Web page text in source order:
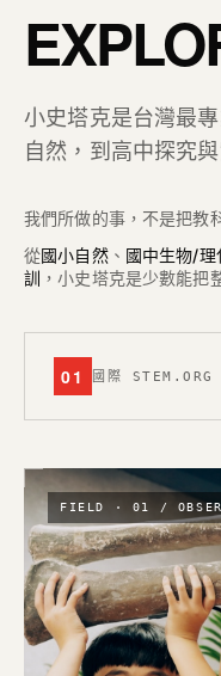
小史塔克是台灣最
自然，到高中探究
我們所做的事，不是把教
從國小自然、 國中生物/理
訓 ，小史塔克是少數能把
01 國際 STEM.ORG